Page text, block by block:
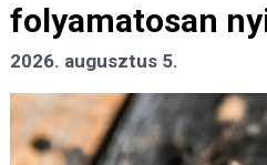
folyamatosan
2026. augusztus 5.